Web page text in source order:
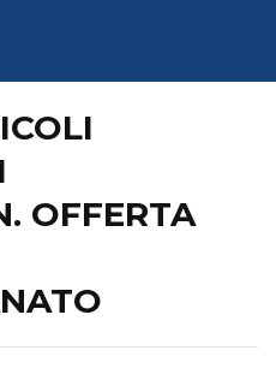
OFFERTA